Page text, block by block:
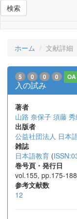
検索
ホーム 文献詳細
5 0 0 0 OA
入の試み
著者
山路 奈保子 須藤 秀
出版者
公益社団法人 日本
雑誌
日本語教育 (
巻号頁・発行日
vol.155, pp.175-
参考文献数
12